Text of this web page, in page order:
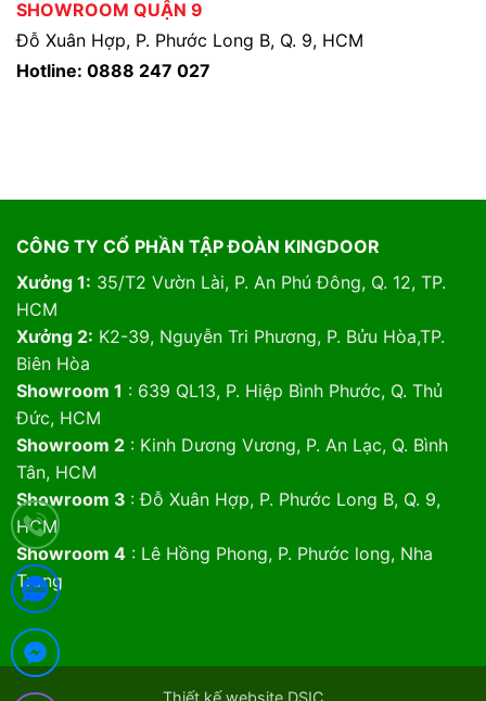
SHOWROOM QUẬN 9
Đỗ Xuân Hợp, P. Phước Long B, Q. 9, HCM
Hotline: 0888 247 027
CÔNG TY CỔ PHẦN TẬP ĐOÀN KINGDOOR
Xưởng 1: 35/T2 Vườn Lài, P. An Phú Đông, Q. 12, TP.
HCM
Xưởng 2: K2-39, Nguyễn Tri Phương, P. Bửu Hòa,TP.
Biên Hòa
Showroom 1 : 639 QL13, P. Hiệp Bình Phước, Q. Thủ
Đức, HCM
Showroom 2: Kinh Dương Vương, P. An Lạc, Q. Bình
Tân, HCM
Showroom 3 : Đỗ Xuân Hợp, P. Phước Long B, Q. 9,
HCM
Showroom 4: Lê Hồng Phong, P. Phước long, Nha
Trang